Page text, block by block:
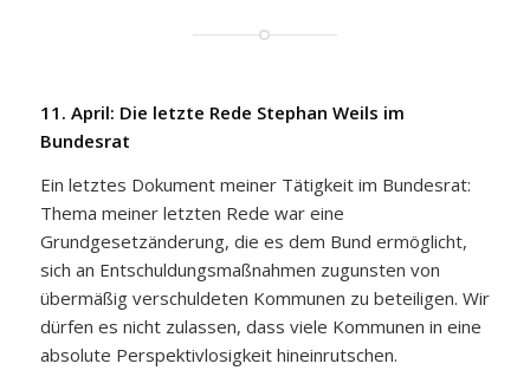
11. April: Die letzte Rede Stephan Weils im
Bundesrat
Ein letztes Dokument meiner Tätigkeit im Bundesrat:
Thema meiner letzten Rede war eine
Grundgesetzänderung, die es dem Bund ermöglicht,
sich an Entschuldungsmaßnahmen zugunsten von
übermäßig verschuldeten Kommunen zu beteiligen. Wir
dürfen es nicht zulassen, dass viele Kommunen in eine
absolute Perspektivlosigkeit hineinrutschen.